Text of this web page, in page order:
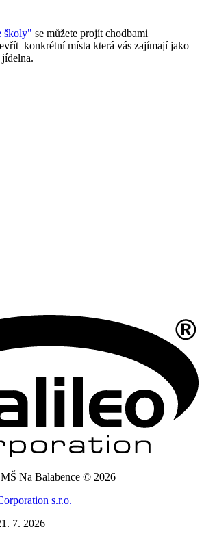
školy" se můžete projít chodbami
konkrétní místa která vás zajímají jako
Na Balabence © 2026
s.r.o.
7. 2026